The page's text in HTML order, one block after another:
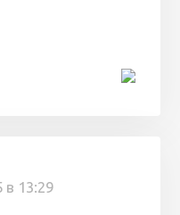
в 13:29